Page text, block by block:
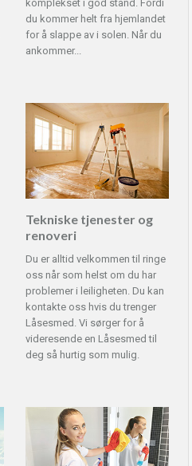
komplekset i god stand. Fordi
du kommer helt fra hjemlandet
for å slappe av i solen. Når du
ankommer...
Tekniske tjenester og
renoveri
Du er alltid velkommen til ringe
oss når som helst om du har
problemer i leiligheten. Du kan
kontakte oss hvis du trenger
Låsesmed. Vi sørger for å
videresende en Låsesmed til
deg så hurtig som mulig.